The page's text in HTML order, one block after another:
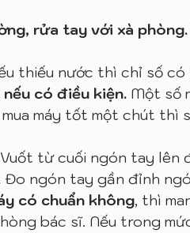
rửa tay với xà phòng.
thiếu nước thì chỉ số
có điều kiện. Một số
máy tốt một chút thì
Vuốt từ cuối ngón tay lên
ngón tay gần đỉnh
có chuẩn không, thì
bác sĩ. Nếu trong